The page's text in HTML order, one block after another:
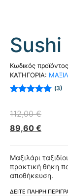
Sushi
Κωδικός
ΚΑΤΗΓΟΡΙΑ:
με βάση
3
βαθμολογίες
πελάτη
112,00€
89,60 €
Μαξιλάρι
πρακτική θήκη
αποθήκευση.
ΔΕΙΤΕ ΠΛΗΡΗ